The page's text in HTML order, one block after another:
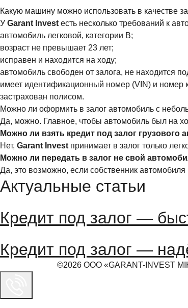
Какую машину можно использовать в качестве
У Garant Invest есть несколько требований к
автомобиль легковой, категории B;
возраст не превышает 23 лет;
исправен и находится на ходу;
автомобиль свободен от залога, не находится
имеет идентификационный номер (VIN) и номер
застрахован полисом.
Можно ли оформить в залог автомобиль с
Да, можно. Главное, чтобы автомобиль был на
Можно ли взять кредит под залог грузового
Нет, Garant Invest принимает в залог только
Можно ли передать в залог не свой
Да, это возможно, если собственник автомобиля
Актуальные статьи
Кредит под залог —
Кредит под залог —
©2026 ООО «GARANT-INVEST